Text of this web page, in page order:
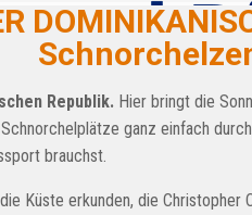
Republik. Hier bringt die
ganz einfach
brauchst.
Küste erkunden, die